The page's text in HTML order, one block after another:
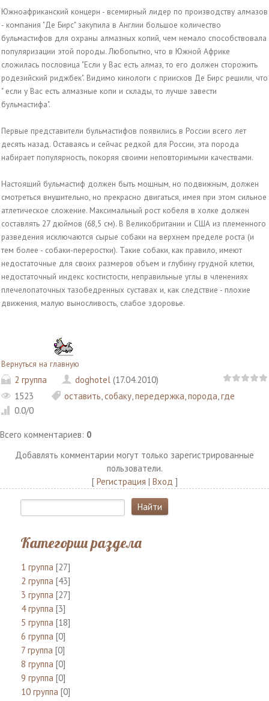
Южноафриканский концерн - всемирный лидер по производству алмазов
- компания "Де Бирс" закупила в Англии большое количество
бульмастифов для охраны алмазных копий, чем немало способствовала
популяризации этой породы. Любопытно, что в Южной Африке
сложилась пословица "Если у Вас есть алмаз, то его должен сторожить
родезийский риджбек". Видимо кинологи с приисков Де Бирс решили, что
" если у Вас есть алмазные копи и склады, то лучше завести
бульмастифа".
Первые представители бульмастифов появились в России всего лет
десять назад. Оставаясь и сейчас редкой для России, эта порода
набирает популярность, покоряя своими неповторимыми качествами.
Настоящий бульмастиф должен быть мощным, но подвижным, должен
смотреться внушительно, но прекрасно двигаться, имея при этом сильное
атлетическое сложение. Максимальный рост кобеля в холке должен
составлять 27 дюймов (68,5 см). В Великобритании и США из племенного
разведения исключаются сырые собаки на верхнем пределе роста (и
тем более - собаки-переростки). Такие собаки, как правило, имеют
недостаточные для своих размеров объем и глубину грудной клетки,
недостаточный индекс костистости, неправильные углы в членениях
плечелопаточных тазобедренных суставах и, как следствие - плохие
движения, малую выносливость, слабое здоровье.
Вернуться на главную
2 группа doghotel (17.04.2010)
1523
оставить,собаку,передержка,порода,где
0.0/0
Всего комментариев: 0
Добавлять комментарии могут только зарегистрированные
пользователи.
[ Регистрация | Вход ]
Категории раздела
1 группа [27]
2 группа [43]
3 группа [27]
4 группа [3]
5 группа [18]
6 группа [0]
7 группа [0]
8 группа [0]
9 группа [0]
10 группа [0]